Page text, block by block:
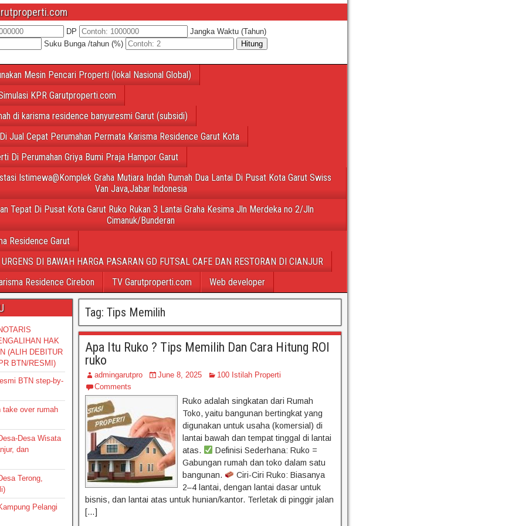
DP
Jangka Waktu (Tahun)
Suku Bunga /tahun (%)
Hitung
Mesin Pencari Properti (lokal Nasional Global)
KPR Garutproperti.com
di karisma residence banyuresmi Garut (subsidi)
Jual Cepat Perumahan Permata Karisma Residence Garut Kota
Di Perumahan Griya Bumi Praja Hampor Garut
Istimewa@Komplek Graha Mutiara Indah Rumah Dua Lantai Di Pusat Kota Garut Swiss
Van Java,Jabar Indonesia
Tepat Di Pusat Kota Garut Ruko Rukan 3 Lantai Graha Kesima Jln Merdeka no 2/Jln
Cimanuk/Bunderan
Residence Garut
DI BAWAH HARGA PASARAN GD FUTSAL CAFE DAN RESTORAN DI CIANJUR
Residence Cirebon
TV Garutproperti.com Web developer
Tag:Tips Memilih
Apa Itu Ruko ? Tips Memilih Dan Cara Hitung ROI
ruko
admingarutpro June 8, 2025
100 Istilah Properti
Comments
Ruko adalah singkatan dari Rumah
Toko, yaitu bangunan bertingkat yang
digunakan untuk usaha (komersial) di
lantai bawah dan tempat tinggal di lantai
atas.
Definisi Sederhana: Ruko =
Gabungan rumah dan toko dalam satu
bangunan.
Ciri-Ciri Ruko: Biasanya
2–4 lantai, dengan lantai dasar untuk
bisnis, dan lantai atas untuk hunian/kantor. Terletak di pinggir jalan
[…]
HAK
(ALIH DEBITUR
BTN/RESMI)
BTN step-by-
take over rumah
Desa Wisata
dan
Terong,
Pelangi